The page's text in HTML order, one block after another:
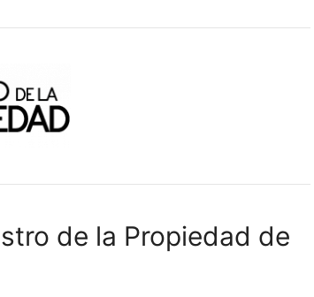
de la Propiedad de